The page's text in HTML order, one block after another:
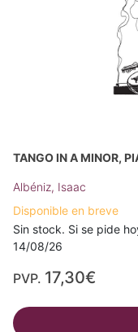
TANGO IN A MINOR,
Albéniz, Isaac
Disponible en breve
Sin stock. Si se pide
14/08/26
PVP. 17,30€